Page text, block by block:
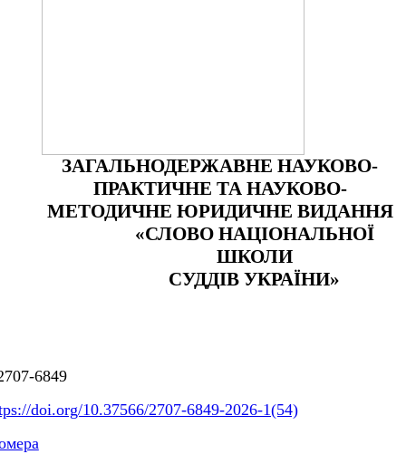
ЗАГАЛЬНОДЕРЖАВНЕ НАУКОВО-
ПРАКТИЧНЕ ТА НАУКОВО-
МЕТОДИЧНЕ ЮРИДИЧНЕ ВИДАННЯ
«СЛОВО НАЦІОНАЛЬНОЇ
ШКОЛИ
СУДДІВ УКРАЇНИ»
6849
doi.org/10.37566/2707-6849-2026-1(54)